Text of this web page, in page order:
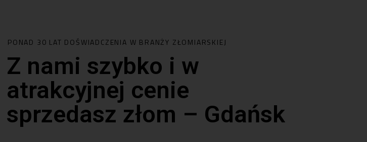
PONAD 30 LAT DOŚWIADCZENIA W BRANŻY ZŁOMIARSKIEJ
Z nami szybko i w
atrakcyjnej cenie
sprzedasz złom – Gdańsk